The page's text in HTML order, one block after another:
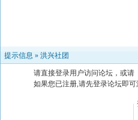
提示信息 » 洪兴社团
请直接登录用户访问论坛，或请
如果您已注册,请先登录论坛即